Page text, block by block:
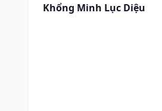
Khổng Minh Lục Diệu